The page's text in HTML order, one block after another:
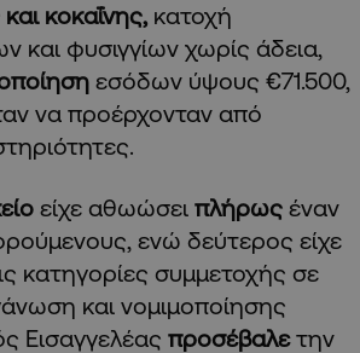
κοκαΐνης, κατοχή
και φυσιγγίων χωρίς άδεια,
εσόδων ύψους €71.500,
να προέρχονταν από
είχε αθωώσει πλήρως έναν
ενώ δεύτερος είχε
κατηγορίες συμμετοχής σε
και νομιμοποίησης
Εισαγγελέας προσέβαλετην